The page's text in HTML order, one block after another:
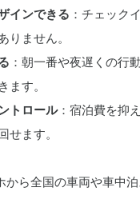
インできる ：チェック
りません。
：朝一番や夜遅くの行
ます。
トロール：宿泊費を抑
せます。
から全国の車両や車中